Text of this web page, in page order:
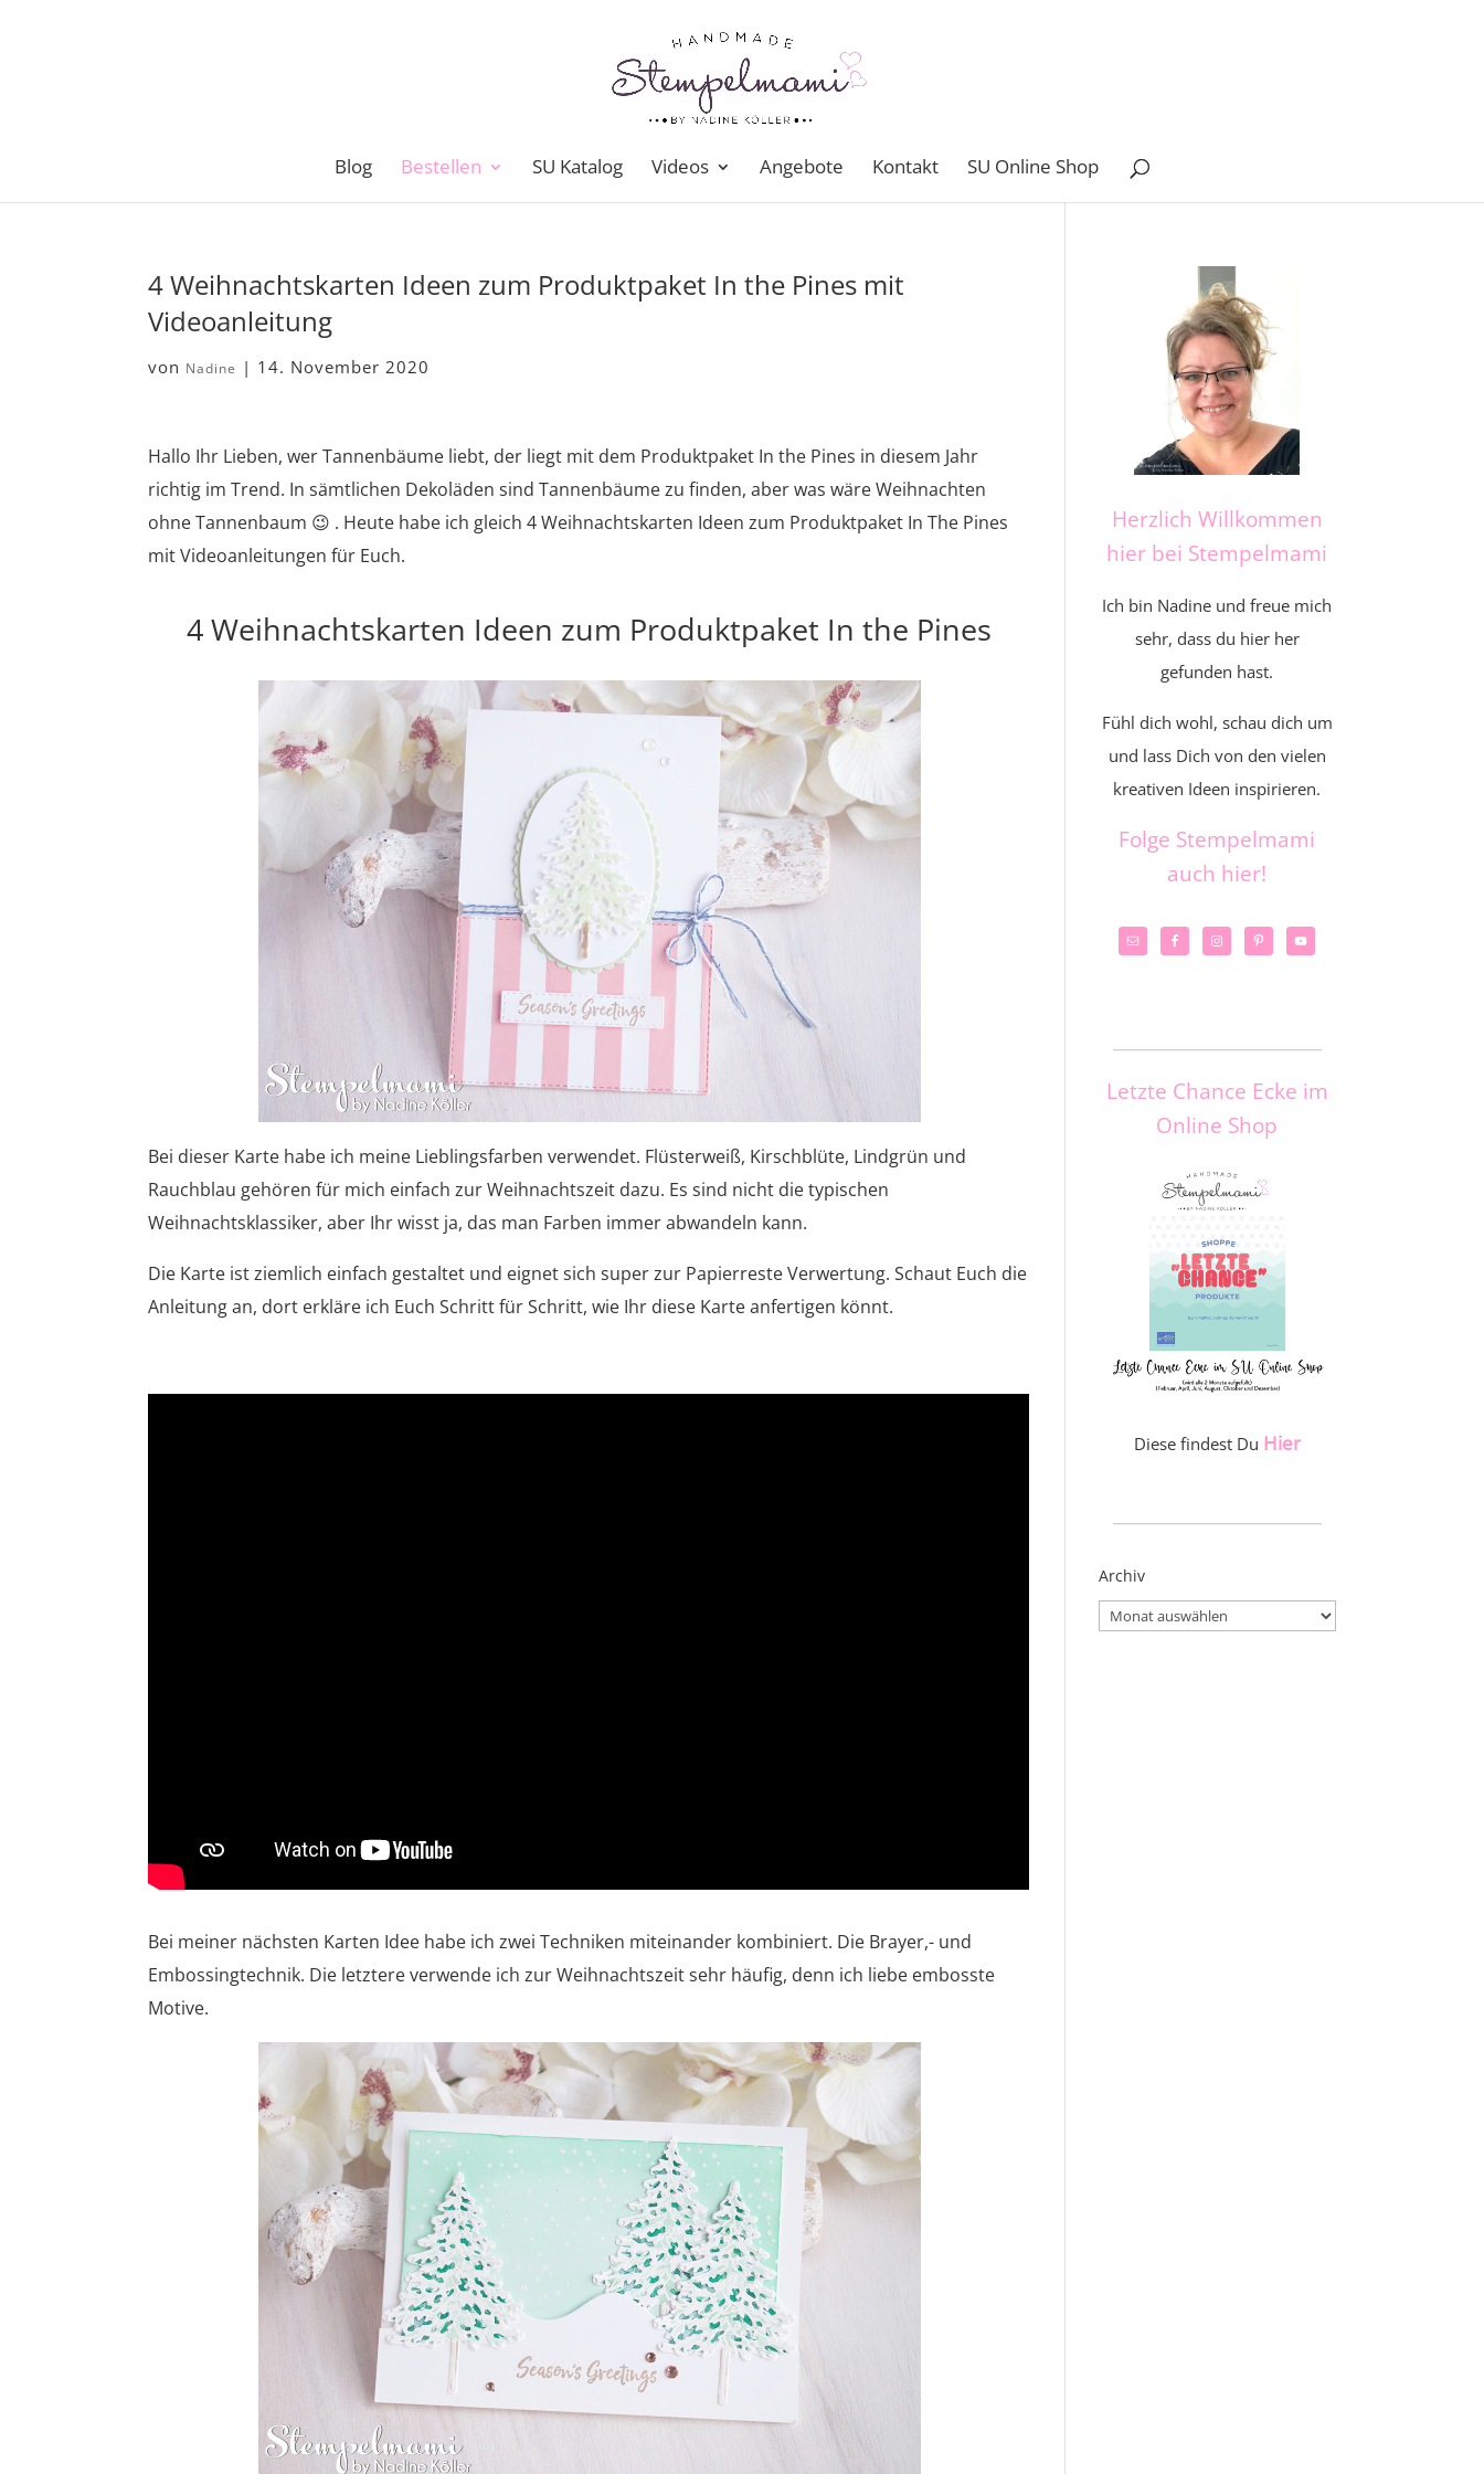
Blog Bestellen SU Katalog Videos Angebote Kontakt SU Online Shop
4 Weihnachtskarten Ideen zum Produktpaket In the Pines mit
Videoanleitung
von Nadine | 14. November 2020
Hallo Ihr Lieben, wer Tannenbäume liebt, der liegt mit dem Produktpaket In the Pines in diesem Jahr
richtig im Trend. In sämtlichen Dekoläden sind Tannenbäume zu finden, aber was wäre Weihnachten
ohne Tannenbaum 😉 . Heute habe ich gleich 4 Weihnachtskarten Ideen zum Produktpaket In The Pines
mit Videoanleitungen für Euch.
4 Weihnachtskarten Ideen zum Produktpaket In the Pines
Bei dieser Karte habe ich meine Lieblingsfarben verwendet. Flüsterweiß, Kirschblüte, Lindgrün und
Rauchblau gehören für mich einfach zur Weihnachtszeit dazu. Es sind nicht die typischen
Weihnachtsklassiker, aber Ihr wisst ja, das man Farben immer abwandeln kann.
Die Karte ist ziemlich einfach gestaltet und eignet sich super zur Papierreste Verwertung. Schaut Euch die
Anleitung an, dort erkläre ich Euch Schritt für Schritt, wie Ihr diese Karte anfertigen könnt.
Bei meiner nächsten Karten Idee habe ich zwei Techniken miteinander kombiniert. Die Brayer,- und
Embossingtechnik. Die letztere verwende ich zur Weihnachtszeit sehr häufig, denn ich liebe embosste
Motive.
Herzlich Willkommen
hier bei Stempelmami
Ich bin Nadine und freue mich
sehr, dass du hier her
gefunden hast.
Fühl dich wohl, schau dich um
und lass Dich von den vielen
kreativen Ideen inspirieren.
Folge Stempelmami
auch hier!
Letzte Chance Ecke im
Online Shop
Diese findest Du Hier
Archiv
Archiv